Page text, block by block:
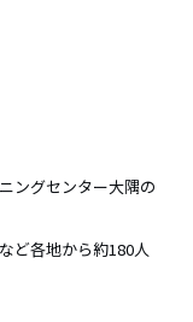
ングセンター大隅の
ど各地から約180人